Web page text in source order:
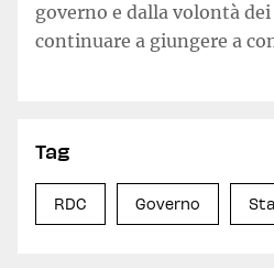
governo e dalla volontà
continuare a giungere a
Tag
RDC Governo